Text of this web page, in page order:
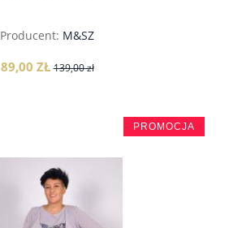
Producent: M&SZ
89,00 ZŁ 139,00 zł
do koszyka
PROMOCJA